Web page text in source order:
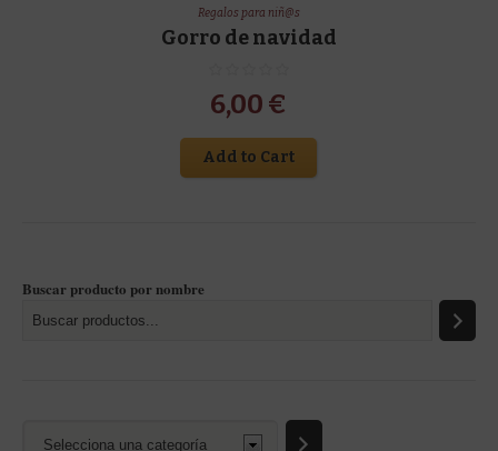
Regalos para niñ@s
Gorro de navidad
6,00 €
Add to Cart
Buscar producto por nombre